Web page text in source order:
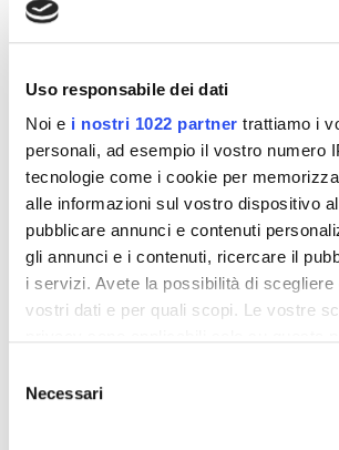
Uso responsabile dei dati
Noi e i nostri 1022 partner trattiamo i
personali, ad esempio il vostro numero
tecnologie come i cookie per
alle informazioni sul vostro dispositivo
pubblicare annunci e contenuti
gli annunci e i contenuti, ricercare il
i servizi. Avete la possibilità di
vostri dati e per quali scopi. Le vostre
modificare o revocare il proprio
momento dalla Dichiarazione sui
delNecessari
liofilizzato
Rusco Radice estratto liofilizzato
sommità e Ortosiphon foglie
Tarassaco radice estratto liofilizzato
Formato:
Confezione da 12 flaconcini monodose
ciascuno.
Dettagli del prodotto